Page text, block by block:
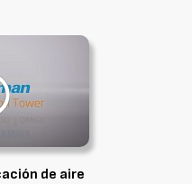
de aire